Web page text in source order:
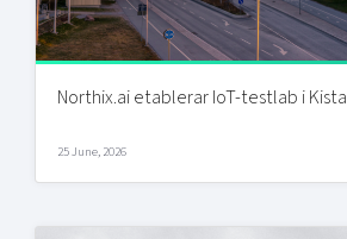
Northix.ai etablerar IoT-testlab i Kista
25 June, 2026